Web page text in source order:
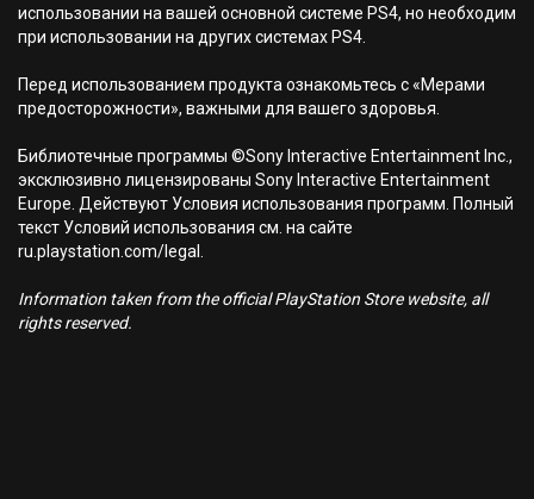
использовании на вашей основной системе PS4, но необходим
при использовании на других системах PS4.
Перед использованием продукта ознакомьтесь с «Мерами
предосторожности», важными для вашего здоровья.
Библиотечные программы ©Sony Interactive Entertainment Inc.,
эксклюзивно лицензированы Sony Interactive Entertainment
Europe. Действуют Условия использования программ. Полный
текст Условий использования см. на сайте
ru.playstation.com/legal.
Information taken from the official PlayStation Store website, all
rights reserved.